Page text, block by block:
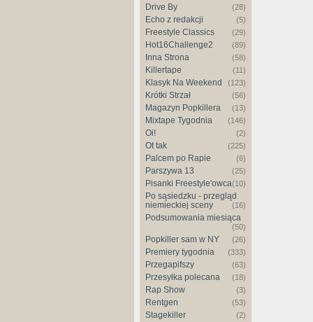
Drive By (28)
Echo z redakcji (5)
Freestyle Classics (29)
Hot16Challenge2 (89)
Inna Strona (58)
Killertape (11)
Klasyk Na Weekend (123)
Krótki Strzał (56)
Magazyn Popkillera (13)
Mixtape Tygodnia (146)
Oi! (2)
Ot tak (225)
Palcem po Rapie (6)
Parszywa 13 (25)
Pisanki Freestyle'owca(10)
Po sąsiedzku - przegląd
niemieckiej sceny
(16)
Podsumowania miesiąca
(50)
Popkiller sam w NY (26)
Premiery tygodnia (333)
Przegapifszy (63)
Przesyłka polecana (18)
Rap Show (3)
Rentgen (53)
Stagekiller (2)